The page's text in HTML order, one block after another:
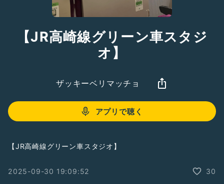
【JR高崎線グリーン車スタジ
オ】
ザッキーベリマッチョ
アプリで聴く
【JR高崎線グリーン車スタジオ】
2025-09-30 19:09:52 30